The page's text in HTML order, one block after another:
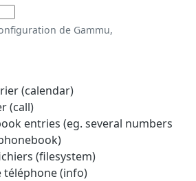
de Gammu,
(calendar)
(call)
entries (eg. several numbers
(filesystem)
(info)